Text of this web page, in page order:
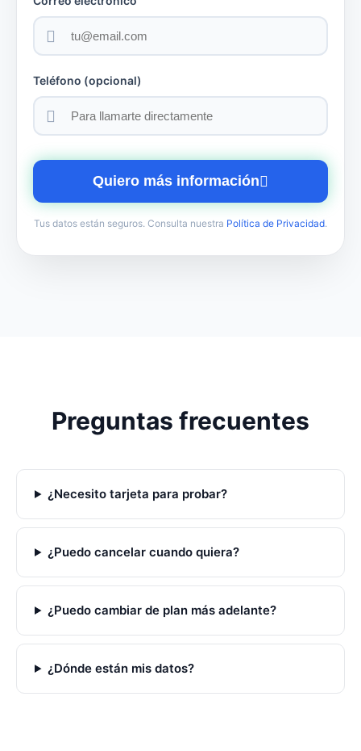
Teléfono (opcional)
Quiero más información
Tus datos están seguros. Consulta nuestra Política de Privacidad.
Preguntas frecuentes
¿Necesito tarjeta para probar?
¿Puedo cancelar cuando quiera?
¿Puedo cambiar de plan más adelante?
¿Dónde están mis datos?